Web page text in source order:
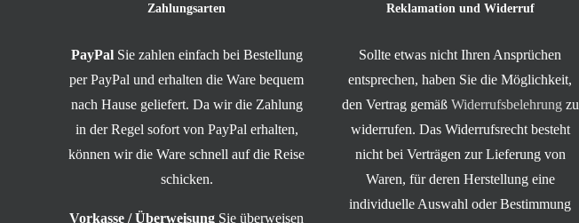
Zahlungsarten
PayPal Sie zahlen einfach bei Bestellung
per PayPal und erhalten die Ware bequem
nach Hause geliefert. Da wir die Zahlung
in der Regel sofort von PayPal erhalten,
können wir die Ware schnell auf die Reise
schicken.
Vorkasse / Überweisung Sie überweisen
Reklamation und Widerruf
Sollte etwas nicht Ihren Ansprüchen
entsprechen, haben Sie die Möglichkeit,
den Vertrag gemäß Widerrufsbelehrung zu
widerrufen. Das Widerrufsrecht besteht
nicht bei Verträgen zur Lieferung von
Waren, für deren Herstellung eine
individuelle Auswahl oder Bestimmung